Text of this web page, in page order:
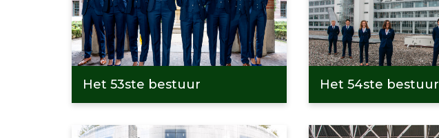
Het 53ste bestuur Het 54ste bestuur